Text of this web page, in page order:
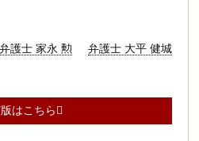
護士 家永 勲 弁護士 大平 健城
はこちら